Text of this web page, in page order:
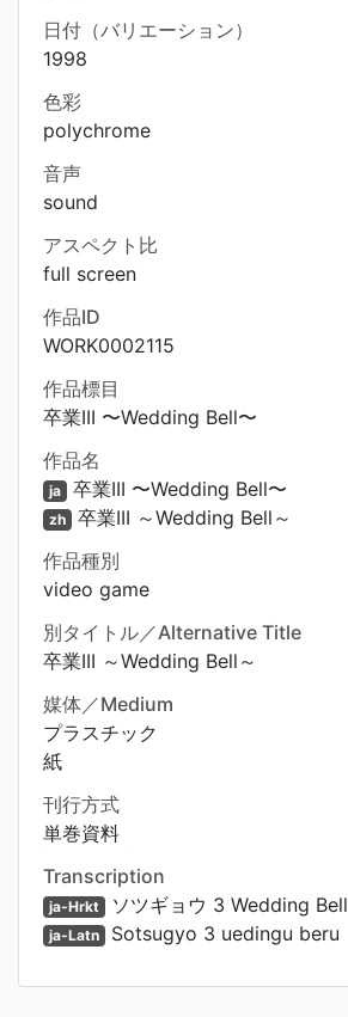
日付（バリエーション）
1998
色彩
polychrome
音声
sound
アスペクト比
full screen
作品ID
WORK0002115
作品標目
卒業III 〜Wedding Bell〜
作品名
ja 卒業III 〜Wedding Bell〜
zh 卒業III ～Wedding Bell～
作品種別
video game
別タイトル／Alternative Title
卒業III ～Wedding Bell～
媒体／Medium
プラスチック
紙
刊行方式
単巻資料
Transcription
ja-Hrkt ソツギョウ 3 Wedding Bell
ja-Latn Sotsugyo 3 uedingu beru